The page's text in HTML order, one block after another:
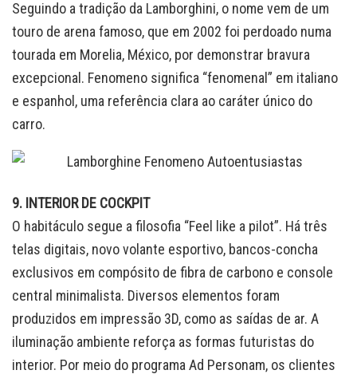
Seguindo a tradição da Lamborghini, o nome vem de um
touro de arena famoso, que em 2002 foi perdoado numa
tourada em Morelia, México, por demonstrar bravura
excepcional. Fenomeno significa “fenomenal” em italiano
e espanhol, uma referência clara ao caráter único do
carro.
9. INTERIOR DE COCKPIT
O habitáculo segue a filosofia “Feel like a pilot”. Há três
telas digitais, novo volante esportivo, bancos-concha
exclusivos em compósito de fibra de carbono e console
central minimalista. Diversos elementos foram
produzidos em impressão 3D, como as saídas de ar. A
iluminação ambiente reforça as formas futuristas do
interior. Por meio do programa Ad Personam, os clientes